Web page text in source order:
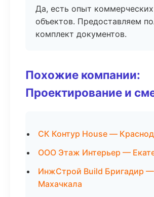
Да, есть опыт коммерческих
объектов. Предоставляем
комплект документов.
Похожие компании:
Проектирование и
СК Контур House —
ООО Этаж Интерьер —
ИнжСтрой Build Бригадир —
Махачкала